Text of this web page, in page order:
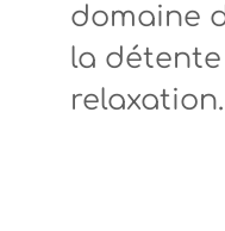
domaine
la
relaxation.